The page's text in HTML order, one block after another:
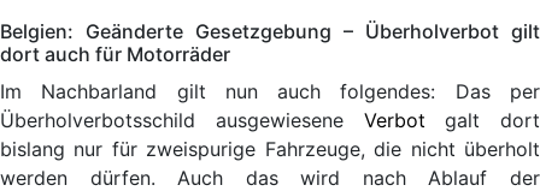
Belgien: Geänderte Gesetzgebung – Überholverbot gilt
dort auch für Motorräder
Im Nachbarland gilt nun auch folgendes: Das per
Überholverbotsschild ausgewiesene Verbot galt dort
bislang nur für zweispurige Fahrzeuge, die nicht überholt
werden dürfen. Auch das wird nach Ablauf der